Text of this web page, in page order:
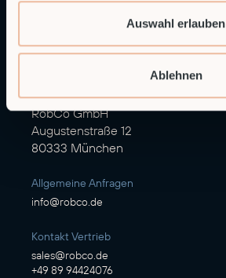
Auswahl erlauben
Ablehnen
RobCo GmbH
Augustenstraße 12
80333 München
Allgemeine Anfragen
info@robco.de
Kontakt Vertrieb
sales@robco.de
+49 89 94424076